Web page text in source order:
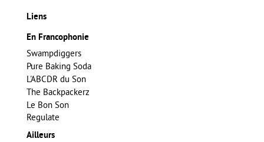
Liens
En Francophonie
Swampdiggers
Pure Baking Soda
L'ABCDR du Son
The Backpackerz
Le Bon Son
Regulate
Ailleurs